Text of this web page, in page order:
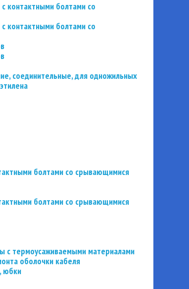
контактными болтами со
контактными болтами со
соединительные, для одножильных
болтами со срывающимися
болтами со срывающимися
с термоусаживаемыми материалами
оболочки кабеля
юбки